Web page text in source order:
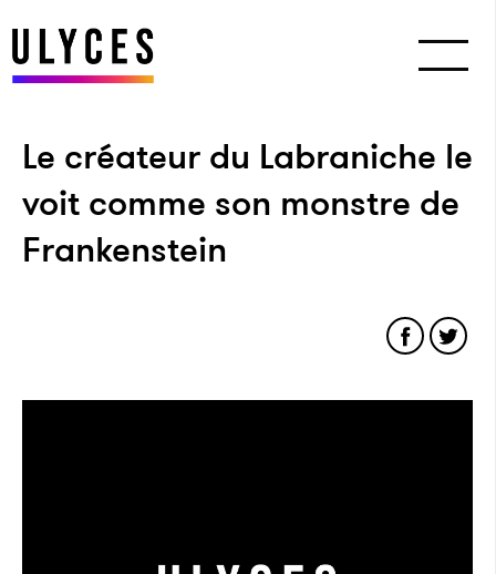
Le créateur du Labraniche le
voit comme son monstre de
Frankenstein